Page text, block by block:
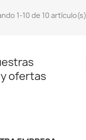
1-10 de 10 artículo(s)
ofertas